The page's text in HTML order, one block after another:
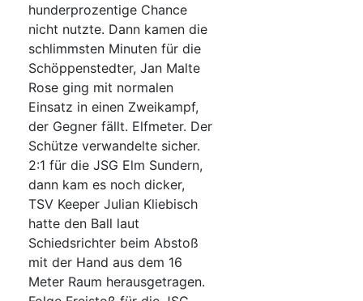
hunderprozentige Chance
nicht nutzte. Dann kamen die
schlimmsten Minuten für die
Schöppenstedter, Jan Malte
Rose ging mit normalen
Einsatz in einen Zweikampf,
der Gegner fällt. Elfmeter. Der
Schütze verwandelte sicher.
2:1 für die JSG Elm Sundern,
dann kam es noch dicker,
TSV Keeper Julian Kliebisch
hatte den Ball laut
Schiedsrichter beim Abstoß
mit der Hand aus dem 16
Meter Raum herausgetragen.